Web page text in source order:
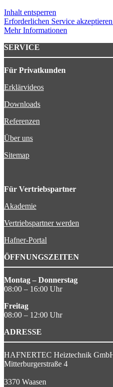
Inhalt entsperren
Erforderlichen Service
Mehr Informationen
SERVICE
Für Privatkunden
Erklärvideos
Downloads
Referenzen
Über uns
Sitemap
Für Vertriebspartner
Akademie
Vertriebspartner werden
Hafner-Portal
ÖFFNUNGSZEITEN
Montag – Donnerstag
08:00 – 16:00 Uhr
Freitag
08:00 – 12:00 Uhr
ADRESSE
HAFNERTEC Heiztechnik
Mitterburgerstraße 4
3370 Waasen